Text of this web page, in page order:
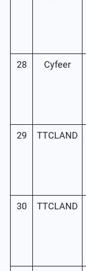
28 Cyfeer
29 TTCLAND
30 TTCLAND